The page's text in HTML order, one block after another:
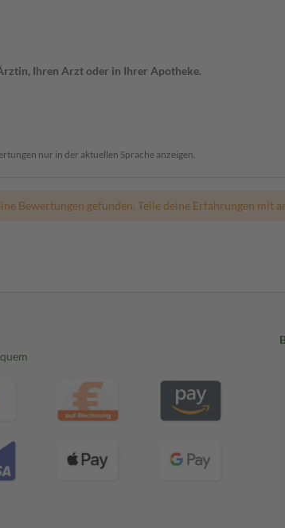
Ihren Arzt oder in Ihrer Apotheke.
nur in der aktuellen Sprache anzeigen.
Bewertungen gefunden. Teile deine Erfahrungen mit